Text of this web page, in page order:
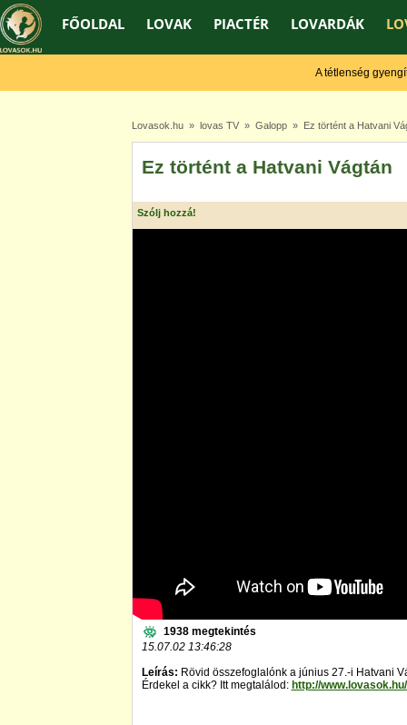
FŐOLDAL LOVAK PIACTÉR LOVARDÁK
A tétlenség
Lovasok.hu» lovas TV» Galopp» Ez történt a Hatvani
Ez történt a Hatvani Vágtán
Szólj hozzá!
1938 megtekintés
15.07.02 13:46:28
Leírás: Rövid összefoglalónk a június 27.-i Hatvani
Érdekel a cikk? Itt megtalálod: http://